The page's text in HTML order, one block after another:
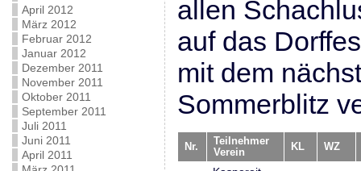
April 2012
März 2012
Februar 2012
Januar 2012
Dezember 2011
November 2011
Oktober 2011
September 2011
Juli 2011
Juni 2011
April 2011
allen
auf das
mit dem
Sommerblitz
Nr.
Teilnehmer
Verein
KL WZ